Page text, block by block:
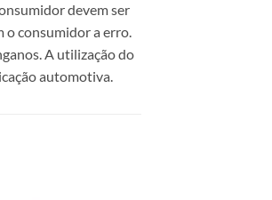
devem ser
o consumidor a erro.
A utilização do
automotiva.